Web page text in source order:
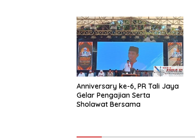
Anniversary ke-6, PR Tali Jaya
Gelar Pengajian Serta
Sholawat Bersama